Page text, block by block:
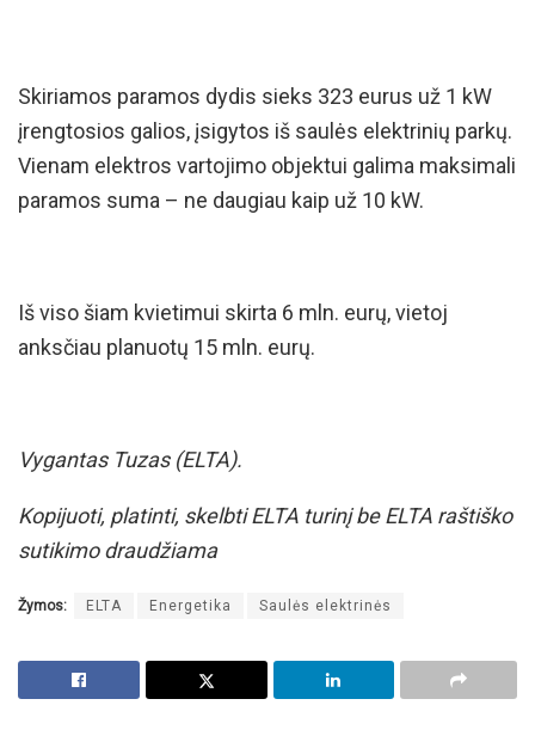
Skiriamos paramos dydis sieks 323 eurus už 1 kW
įrengtosios galios, įsigytos iš saulės elektrinių parkų.
Vienam elektros vartojimo objektui galima maksimali
paramos suma – ne daugiau kaip už 10 kW.
Iš viso šiam kvietimui skirta 6 mln. eurų, vietoj
anksčiau planuotų 15 mln. eurų.
Vygantas Tuzas (ELTA).
Kopijuoti, platinti, skelbti ELTA turinį be ELTA raštiško
sutikimo draudžiama
Žymos: ELTA Energetika Saulės elektrinės